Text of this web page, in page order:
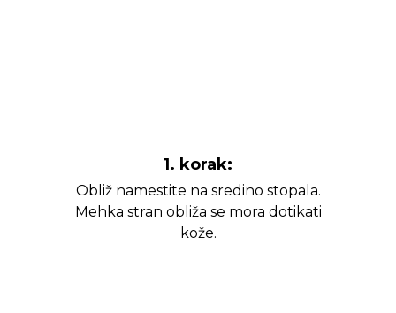
1. korak:
Obliž namestite na sredino stopala.
Mehka stran obliža se mora dotikati
kože.